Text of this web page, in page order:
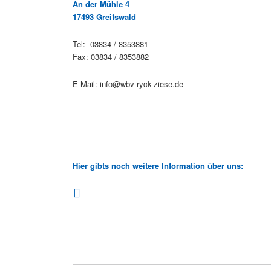
An der Mühle 4
17493 Greifswald
Tel: 03834 / 8353881
Fax: 03834 / 8353882
E-Mail: info@wbv-ryck-ziese.de
Hier gibts noch weitere Information über uns: